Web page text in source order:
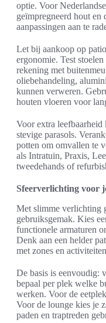
optie. Voor
geïmpregneerd hout en
aanpassingen aan te
Let bij aankoop op
ergonomie. Test
rekening met
oliebehandeling,
kunnen verweren.
houten vloeren voor
Voor extra leefbaarheid
stevige parasols.
potten om omvallen te
als Intratuin, Praxis,
tweedehands of
Sfeerverlichting voor
Met slimme verlichting
gebruiksgemak. Kies
functionele armaturen
Denk aan een helder
met zones en
De basis is eenvoudig:
bepaal per plek welke
werken. Voor de
Voor de lounge kies je
paden en traptreden